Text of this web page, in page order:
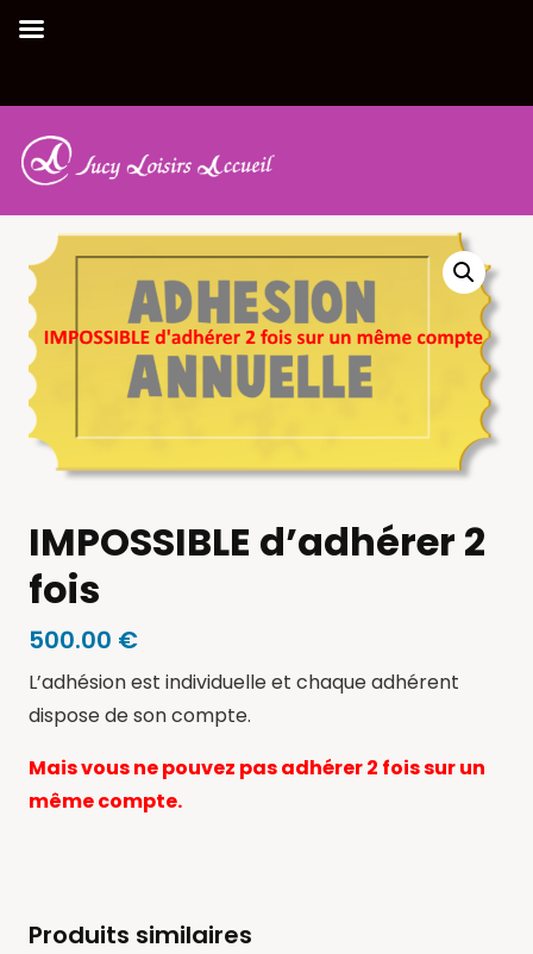
IMPOSSIBLE d’adhérer 2
fois
500.00 €
L’adhésion est individuelle et chaque adhérent
dispose de son compte.
Mais vous ne pouvez pas adhérer 2 fois sur un
même compte.
Produits similaires